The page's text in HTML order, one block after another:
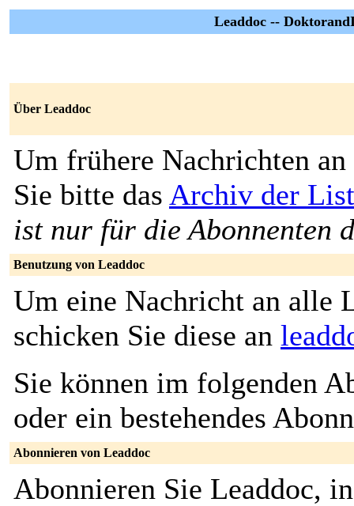
Leaddoc --
Über Leaddoc
Um frühere Nachrichten an
Sie bitte das Archiv der
ist nur für die Abonnenten
Benutzung von Leaddoc
Um eine Nachricht an alle
schicken Sie diese an
Sie können im folgenden
oder ein bestehendes
Abonnieren von Leaddoc
Abonnieren Sie Leaddoc,